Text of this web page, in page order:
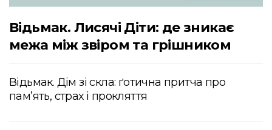
Відьмак. Лисячі Діти: де зникає
межа між звіром та грішником
Відьмак. Дім зі скла: ґотична притча про
пам’ять, страх і прокляття